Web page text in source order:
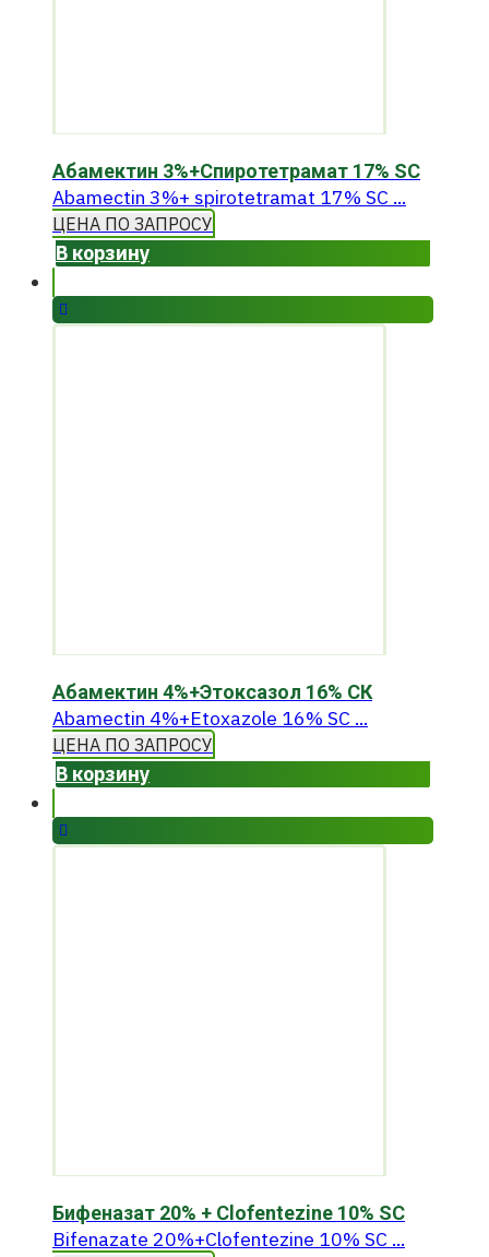
Абамектин 3%+Спиротетрамат 17% SC
Abamectin 3%+ spirotetramat 17% SC ...
ЦЕНА ПО ЗАПРОСУ
В корзину
Абамектин 4%+Этоксазол 16% СК
Abamectin 4%+Etoxazole 16% SC ...
ЦЕНА ПО ЗАПРОСУ
В корзину
Бифеназат 20% + Clofentezine 10% SC
Bifenazate 20%+Clofentezine 10% SC ...